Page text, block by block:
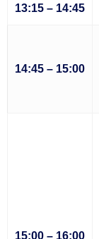
13:15 – 14:45
14:45 – 15:00
15:00 – 16:00